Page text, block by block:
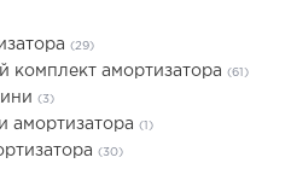
(29)
комплект амортизатора (61)
(3)
амортизатора (1)
(30)